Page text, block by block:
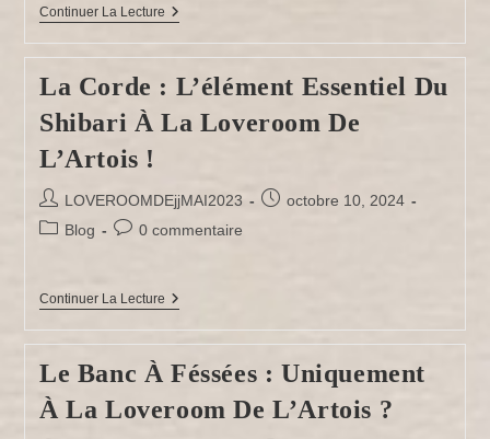
publication :
Continuer La LectureLa
De
Dance
:
Des
Cours
La
Loveroom
De
La Corde : L’élément Essentiel Du
Shibari À La Loveroom De
L’Artois !
Auteur/autrice
de
LOVEROOMDEjjMAI2023
Publication
octobre 10, 2024
PostBlog
Commentaires
publication :
0 commentaire
Continuer La LectureLa
:
Essentiel
Du
Shibari
À
Le Banc À Féssées : Uniquement
À La Loveroom De L’Artois ?